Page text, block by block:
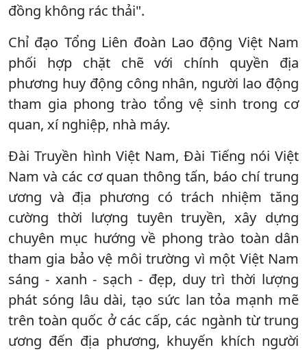
đồng không rác thải".
Chỉ đạo Tổng Liên đoàn Lao động Việt Nam
phối hợp chặt chẽ với chính quyền địa
phương huy động công nhân, người lao động
tham gia phong trào tổng vệ sinh trong cơ
quan, xí nghiệp, nhà máy.
Đài Truyền hình Việt Nam, Đài Tiếng nói Việt
Nam và các cơ quan thông tấn, báo chí trung
ương và địa phương có trách nhiệm tăng
cường thời lượng tuyên truyền, xây dựng
chuyên mục hướng về phong trào toàn dân
tham gia bảo vệ môi trường vì một Việt Nam
sáng - xanh - sạch - đẹp, duy trì thời lượng
phát sóng lâu dài, tạo sức lan tỏa mạnh mẽ
trên toàn quốc ở các cấp, các ngành từ trung
ương đến địa phương, khuyến khích người